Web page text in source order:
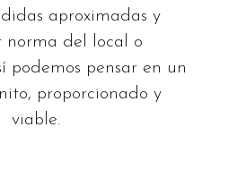
aproximadas y
norma del local o
podemos pensar en un
proporcionado y
viable.